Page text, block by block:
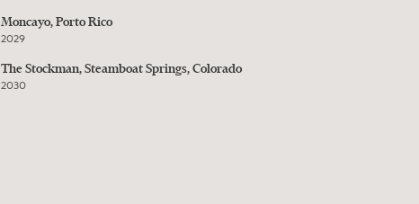
Moncayo, Porto Rico
2029
The Stockman, Steamboat Springs, Colorado
2030